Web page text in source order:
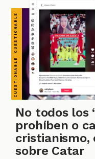
No todos los
prohíben o
cristianismo,
sobre Catar